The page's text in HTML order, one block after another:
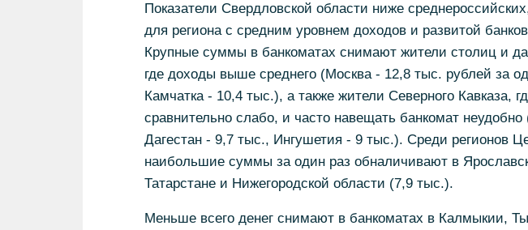
Показатели Свердловской области ниже
для региона с средним уровнем доходов и развитой
Крупные суммы в банкоматах снимают жители столиц и
где доходы выше среднего (Москва - 12,8 тыс. рублей за
Камчатка - 10,4 тыс.), а также жители Северного Кавказа,
сравнительно слабо, и часто навещать банкомат
Дагестан - 9,7 тыс., Ингушетия - 9 тыс.). Среди регионов
наибольшие суммы за один раз обналичивают в
Татарстане и Нижегородской области (7,9 тыс.).
Меньше всего денег снимают в банкоматах в Калмыкии,